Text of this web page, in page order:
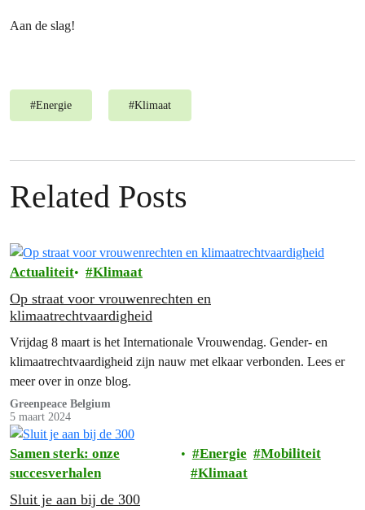
Aan de slag!
#Energie #Klimaat
Related Posts
Actualiteit Klimaat
Op straat voor vrouwenrechten en
klimaatrechtvaardigheid
Vrijdag 8 maart is het Internationale Vrouwendag. Gender- en
klimaatrechtvaardigheid zijn nauw met elkaar verbonden. Lees er
meer over in onze blog.
Greenpeace Belgium
5 maart 2024
Samen sterk: onze
succesverhalen
Energie
Mobiliteit
Klimaat
Sluit je aan bij de 300